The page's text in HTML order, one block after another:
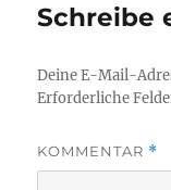
Schreibe
Deine E-Mail-
Erforderliche
KOMMENTAR *